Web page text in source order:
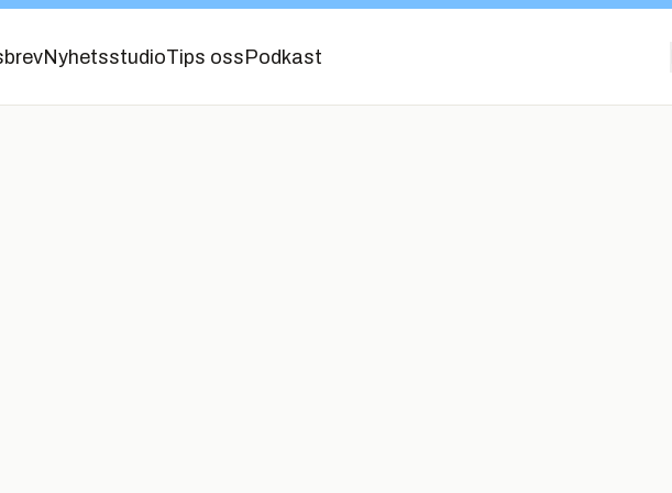
NyhetsstudioTips oss Podkast